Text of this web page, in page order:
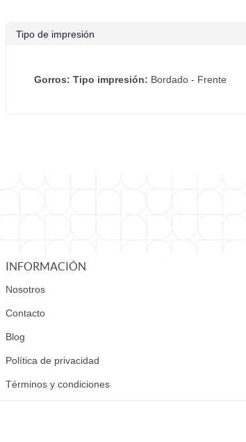
Tipo de impresión
Gorros: Tipo impresión: Bordado - Frente
INFORMACIÓN
Nosotros
Contacto
Blog
Política de privacidad
Términos y condiciones